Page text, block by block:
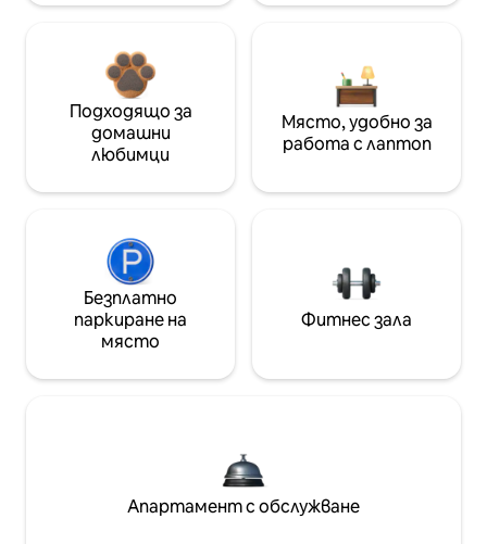
Подходящо за
домашни
любимци
Място, удобно за
работа с лаптоп
Безплатно
паркиране на
място
Фитнес зала
Апартамент с обслужване